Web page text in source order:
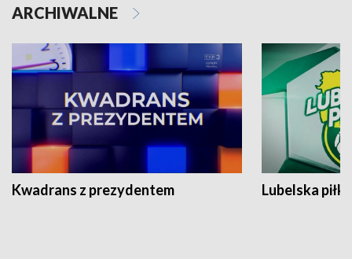
ARCHIWALNE
Kwadrans z prezydentem Lubelska piłka